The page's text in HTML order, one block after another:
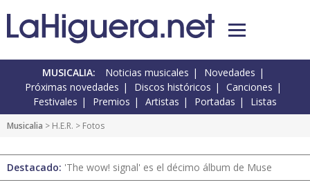
MUSICALIA: Noticias musicales
Novedades
Próximas novedades
Discos históricos
Canciones
Festivales
Premios Artistas Portadas Listas
Musicalia > H.E.R. > Fotos
Destacado: 'The wow! signal' es el décimo álbum de Muse